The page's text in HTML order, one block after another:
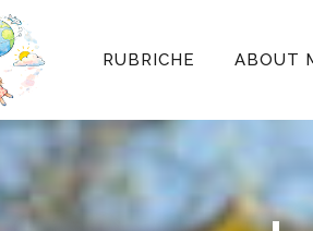
RUBRICHE ABOUT